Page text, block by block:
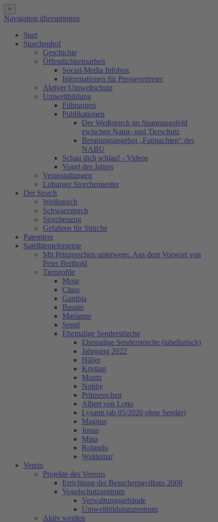
×
Navigation überspringen
Start
Storchenhof
Geschichte
Öffentlichkeitsarbeit
Social-Media Infobox
Informationen für Pressevertreter
Aktiver Umweltschutz
Umweltbildung
Führungen
Publikationen
Der Weißstorch im Spannungsfeld
zwischen Natur- und Tierschutz
Beratungsangebot „Fairpachten“ des
NABU
Schau dich schlau! - Videos
Vogel des Jahres
Veranstaltungen
Loburger Storchennester
Der Storch
Weißstorch
Schwarzstorch
Storchenzug
Gefahren für Störche
Patentiere
Satellitentelemetrie
Mit Prinzesschen unterwegs. Aus dem Vorwort von
Peter Berthold
Tierprofile
Mose
Claus
Gambia
Basuto
Marianne
Seppl
Ehemalige Senderstörche
Ehemalige Senderstörche (tabellarisch)
Jahrgang 2022
Håljer
Kristian
Moritz
Nobby
Prinzesschen
Albert von Lotto
Lysann (ab 05/2020 ohne Sender)
Magnus
Jonas
Mina
Rolando
Waldemar
Verein
Projekte des Vereins
Errichtung der Besucherpavillons 2008
Vogelschutzzentrum
Verwaltungsgebäude
Umweltbildungszentrum
Aktiv werden